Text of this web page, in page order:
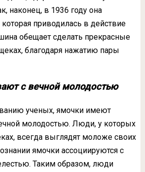
наконец, в 1936 году она
приводилась в действие
обещает сделать прекрасные
благодаря нажатию пары
с вечной молодостью
ученых, ямочки имеют
молодостью. Люди, у которых
всегда выглядят моложе своих
ямочки ассоциируются с
Таким образом, люди